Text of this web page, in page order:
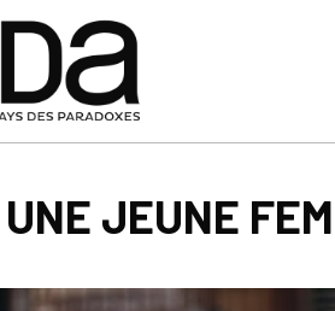
JEUNE